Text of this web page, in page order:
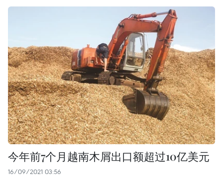
今年前7个月越南木屑出口额超过10亿美元
16/09/2021 03:56